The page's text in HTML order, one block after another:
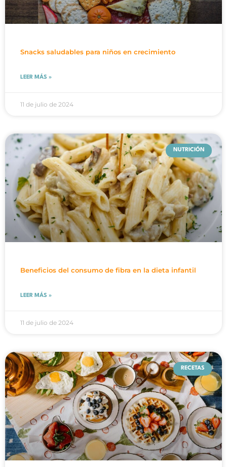
Snacks saludables para niños en crecimiento
LEER MÁS »
11 de julio de 2024
NUTRICIÓN
Beneficios del consumo de fibra en la dieta infantil
LEER MÁS »
11 de julio de 2024
RECETAS